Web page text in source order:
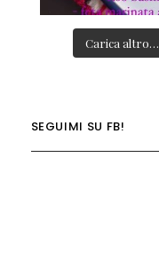
Carica altro…
SEGUIMI SU FB!